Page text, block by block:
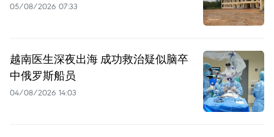
05/08/2026 07:33
越南医生深夜出海 成功救治疑似脑卒
中俄罗斯船员
04/08/2026 14:03